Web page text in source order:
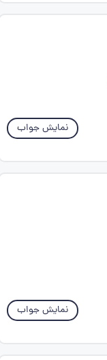
نمایش جواب
نمایش جواب